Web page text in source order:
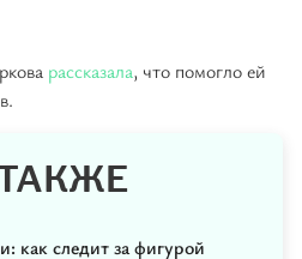
рассказала, что помогло ей
как следит за фигурой